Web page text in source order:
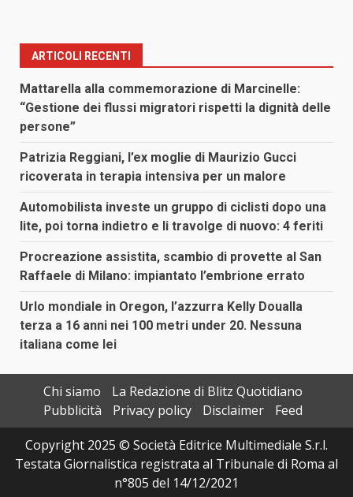
ARTICOLI RECENTI
Mattarella alla commemorazione di Marcinelle:
“Gestione dei flussi migratori rispetti la dignità delle
persone”
Patrizia Reggiani, l’ex moglie di Maurizio Gucci
ricoverata in terapia intensiva per un malore
Automobilista investe un gruppo di ciclisti dopo una
lite, poi torna indietro e li travolge di nuovo: 4 feriti
Procreazione assistita, scambio di provette al San
Raffaele di Milano: impiantato l’embrione errato
Urlo mondiale in Oregon, l’azzurra Kelly Doualla
terza a 16 anni nei 100 metri under 20. Nessuna
italiana come lei
Chi siamo
La Redazione di Blitz Quotidiano
Pubblicità
Privacy policy Disclaimer
Feed
Copyright 2025 © Società Editrice Multimediale S.r.l.
Testata Giornalistica registrata al Tribunale di Roma al
n°805 del 14/12/2021